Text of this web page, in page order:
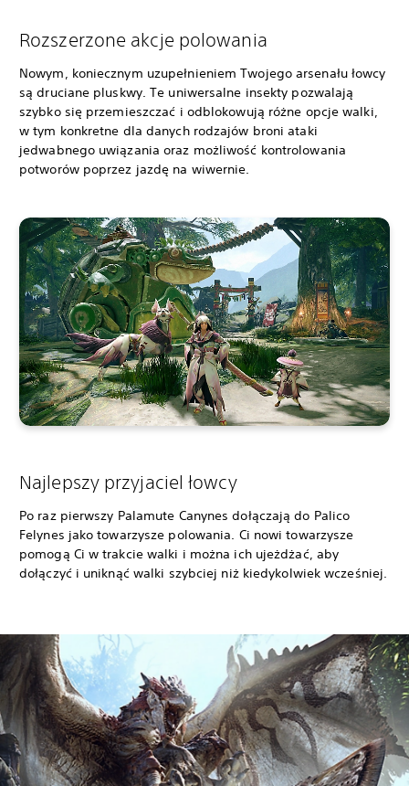
Rozszerzone akcje polowania
Nowym, koniecznym uzupełnieniem Twojego arsenału łowcy
są druciane pluskwy. Te uniwersalne insekty pozwalają
szybko się przemieszczać i odblokowują różne opcje walki,
w tym konkretne dla danych rodzajów broni ataki
jedwabnego uwiązania oraz możliwość kontrolowania
potworów poprzez jazdę na wiwernie.
Najlepszy przyjaciel łowcy
Po raz pierwszy Palamute Canynes dołączają do Palico
Felynes jako towarzysze polowania. Ci nowi towarzysze
pomogą Ci w trakcie walki i można ich ujeżdżać, aby
dołączyć i uniknąć walki szybciej niż kiedykolwiek wcześniej.